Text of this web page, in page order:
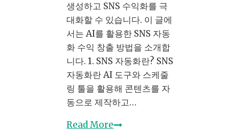
15-
8
생성하고 SNS 수익화를 극
대화할 수 있습니다. 이 글에
서는 AI를 활용한 SNS 자동
화 수익 창출 방법을 소개합
니다. 1. SNS 자동화란? SNS
자동화란 AI 도구와 스케줄
링 툴을 활용해 콘텐츠를 자
동으로 제작하고…
Read MoreSNS